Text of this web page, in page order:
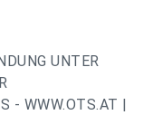
UNTER
- WWW.OTS.AT |